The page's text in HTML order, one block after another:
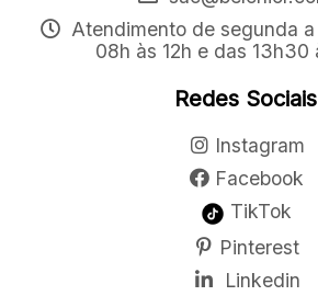
Atendimento de segunda
08h às 12h e das 13h30
Redes Sociais
Instagram
Facebook
TikTok
Pinterest
Linkedin